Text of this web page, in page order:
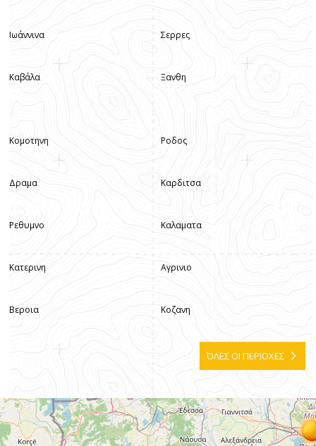
Ιωάννινα
Καβάλα
Σερρες
Ξανθη
Κομοτηνη
Δραμα
Ρεθυμνο
Κατερινη
Βεροια
Ροδος
Καρδιτσα
Καλαματα
Αγρινιο
Κοζανη
ΌΛΕΣ ΟΙ ΠΕΡΙΟΧΕΣ